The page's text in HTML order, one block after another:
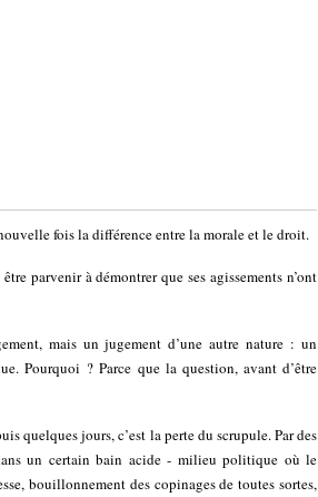
fois la différence entre la morale et le droit.
parvenir à démontrer que ses agissements n’ont
mais un jugement d’une autre nature : un
Pourquoi ? Parce que la question, avant d’être
quelques jours, c’est la perte du scrupule. Par des
un certain bain acide - milieu politique où le
bouillonnement des copinages de toutes sortes,